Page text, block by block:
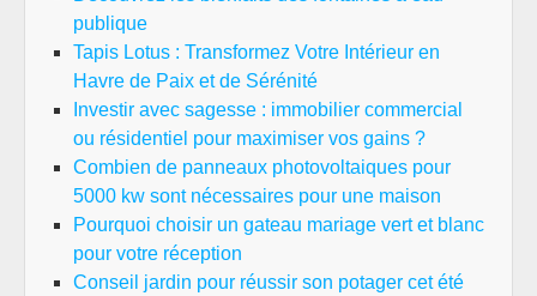
publique
Tapis Lotus : Transformez Votre Intérieur en
Havre de Paix et de Sérénité
Investir avec sagesse : immobilier commercial
ou résidentiel pour maximiser vos gains ?
Combien de panneaux photovoltaiques pour
5000 kw sont nécessaires pour une maison
Pourquoi choisir un gateau mariage vert et blanc
pour votre réception
Conseil jardin pour réussir son potager cet été